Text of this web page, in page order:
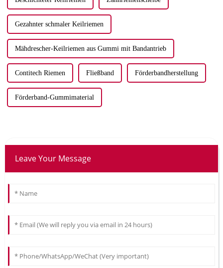
Gezahnter schmaler Keilriemen
Mähdrescher-Keilriemen aus Gummi mit Bandantrieb
Contitech Riemen Fließband Förderbandherstellung
Förderband-Gummimaterial
Leave Your Message